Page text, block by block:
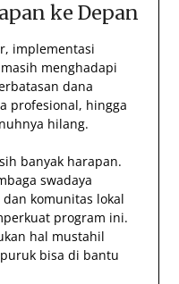
ke Depan
implementasi
menghadapi
dana
profesional, hingga
hilang.
banyak harapan.
swadaya
komunitas lokal
program ini.
hal mustahil
bisa di bantu